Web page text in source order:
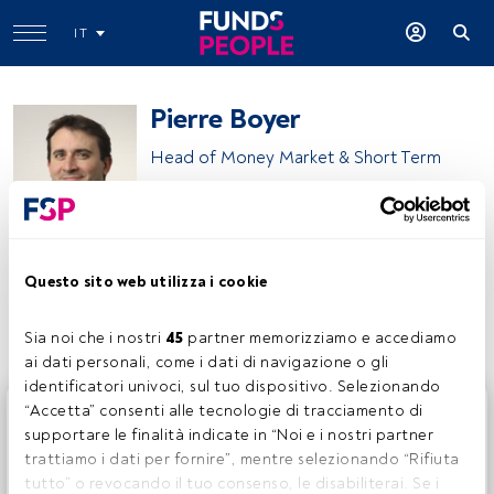
Questo sito web utilizza i cookie
Sia noi che i nostri 45 partner memorizziamo e accediamo
ai dati personali, come i dati di navigazione o gli
identificatori univoci, sul tuo dispositivo. Selezionando
“Accetta” consenti alle tecnologie di tracciamento di
supportare le finalità indicate in “Noi e i nostri partner
trattiamo i dati per fornire”, mentre selezionando “Rifiuta
tutto” o revocando il tuo consenso, le disabiliterai. Se i
IT
Pierre Boyer
Head of Money Market & Short Term
Condividi:
Questo è un articolo riservato agli utenti FundsPeople. Se
sei già registrato, accedi tramite il pulsante Login. Se non
hai ancora un account, ti invitiamo a registrarti per scoprire
tutti i contenuti che FundsPeople ha da offrire.